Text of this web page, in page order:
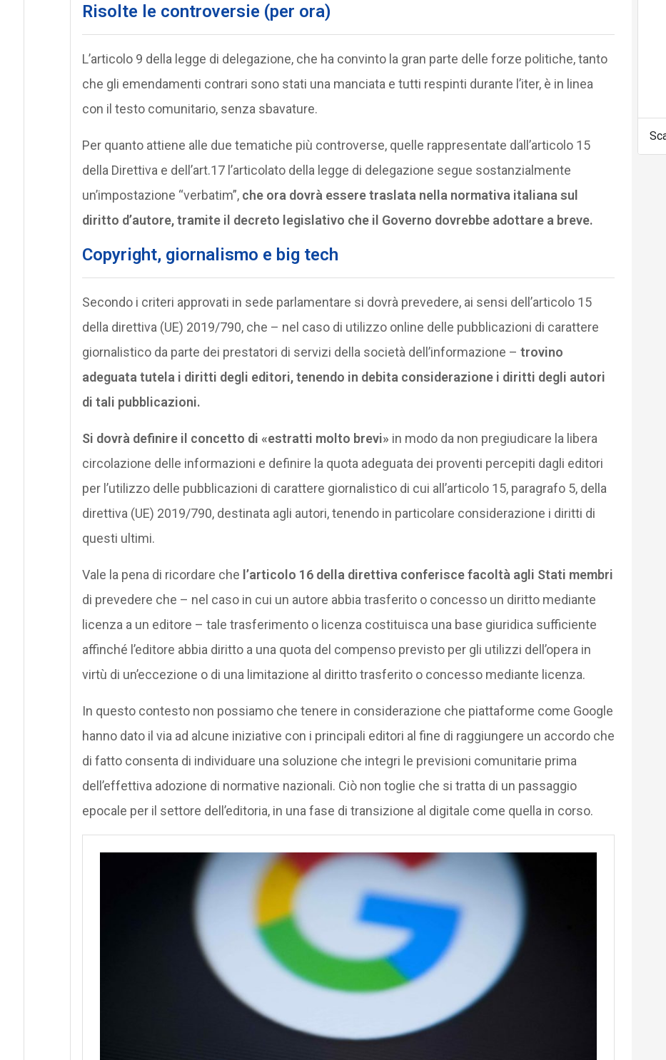
Risolte le controversie (per ora)
L’articolo 9 della legge di delegazione, che ha convinto la gran parte delle forze politiche, tanto
che gli emendamenti contrari sono stati una manciata e tutti respinti durante l’iter, è in linea
con il testo comunitario, senza sbavature.
Per quanto attiene alle due tematiche più controverse, quelle rappresentate dall’articolo 15
della Direttiva e dell’art.17 l’articolato della legge di delegazione segue sostanzialmente
un’impostazione “verbatim”, che ora dovrà essere traslata nella normativa italiana sul
diritto d’autore, tramite il decreto legislativo che il Governo dovrebbe adottare a breve.
Copyright, giornalismo e big tech
Secondo i criteri approvati in sede parlamentare si dovrà prevedere, ai sensi dell’articolo 15
della direttiva (UE) 2019/790, che – nel caso di utilizzo online delle pubblicazioni di carattere
giornalistico da parte dei prestatori di servizi della società dell’informazione – trovino
adeguata tutela i diritti degli editori, tenendo in debita considerazione i diritti degli autori
di tali pubblicazioni.
Si dovrà definire il concetto di «estratti molto brevi» in modo da non pregiudicare la libera
circolazione delle informazioni e definire la quota adeguata dei proventi percepiti dagli editori
per l’utilizzo delle pubblicazioni di carattere giornalistico di cui all’articolo 15, paragrafo 5, della
direttiva (UE) 2019/790, destinata agli autori, tenendo in particolare considerazione i diritti di
questi ultimi.
Vale la pena di ricordare che l’articolo 16 della direttiva conferisce facoltà agli Stati membri
di prevedere che – nel caso in cui un autore abbia trasferito o concesso un diritto mediante
licenza a un editore – tale trasferimento o licenza costituisca una base giuridica sufficiente
affinché l’editore abbia diritto a una quota del compenso previsto per gli utilizzi dell’opera in
virtù di un’eccezione o di una limitazione al diritto trasferito o concesso mediante licenza.
In questo contesto non possiamo che tenere in considerazione che piattaforme come Google
hanno dato il via ad alcune iniziative con i principali editori al fine di raggiungere un accordo che
di fatto consenta di individuare una soluzione che integri le previsioni comunitarie prima
dell’effettiva adozione di normative nazionali. Ciò non toglie che si tratta di un passaggio
epocale per il settore dell’editoria, in una fase di transizione al digitale come quella in corso.